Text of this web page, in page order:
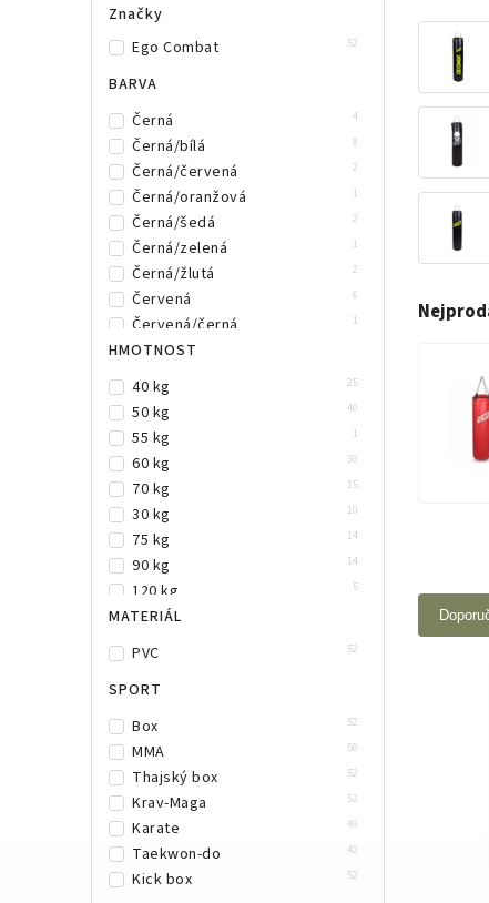
Značky
Ego Combat
52
BARVA
Černá
4
Černá/bílá 8
Černá/červená 2
Černá/oranžová 1
Černá/šedá 2
Černá/zelená 1
Černá/žlutá 2
Červená 6
Červená/černá 1
Modrá
Oranžová
Šedá
Zelená
Žlutá
Černá/černá
Vínová
Žlutá/černá
Vínová/bílá
HMOTNOST
40 kg
25
50 kg 40
55 kg 1
60 kg 30
70 kg 15
30 kg 10
75 kg 14
90 kg 14
120 kg 5
MATERIÁL
PVC
52
SPORT
Box
52
MMA 50
Thajský box 52
Krav-Maga 52
Karate 49
Taekwon-do 42
Kick box 52